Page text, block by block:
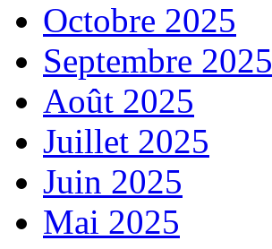
Octobre 2025
Septembre 2025
Août 2025
Juillet 2025
Juin 2025
Mai 2025